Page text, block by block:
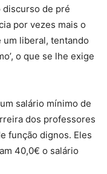
discurso de pré
por vezes mais o
um liberal, tentando
o que se lhe exige
salário mínimo de
dos professores
função dignos. Eles
40,0€ o salário